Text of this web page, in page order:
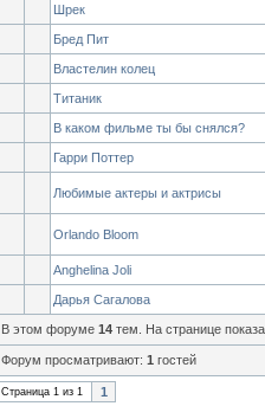
Шрек
Бред Пит
Властелин колец
Титаник
В каком фильме ты бы снялся?
Гарри Поттер
Любимые актеры и актрисы
Orlando Bloom
Anghelina Joli
Дарья Сагалова
В этом форуме 14 тем. На странице
Форум просматривают: 1 гостей
Страница 1 из 1 1